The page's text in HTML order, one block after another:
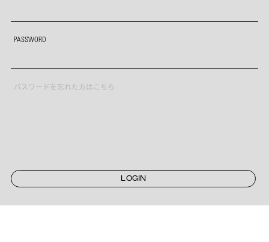
PASSWORD
パスワードを忘れた方はこちら
LOGIN